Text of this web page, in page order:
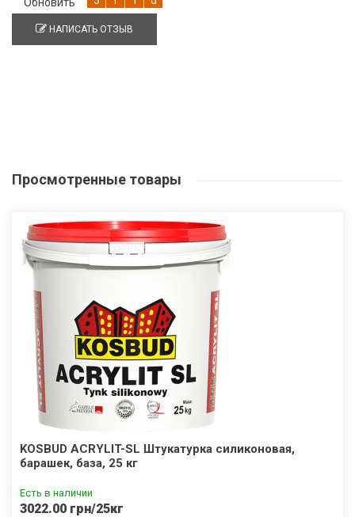
НАПИСАТЬ ОТЗЫВ
Просмотренные товары
KOSBUD ACRYLIT-SL Штукатурка силиконовая,
барашек, база, 25 кг
Есть в наличии
3022.00 грн/25кг